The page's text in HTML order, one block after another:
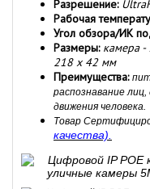
Разрешение:
Рабочая
Угол обзора/ИК
Размеры: камера -
218х 42мм
Преимущества:
распознавание
движения человека.
Товар
качества).